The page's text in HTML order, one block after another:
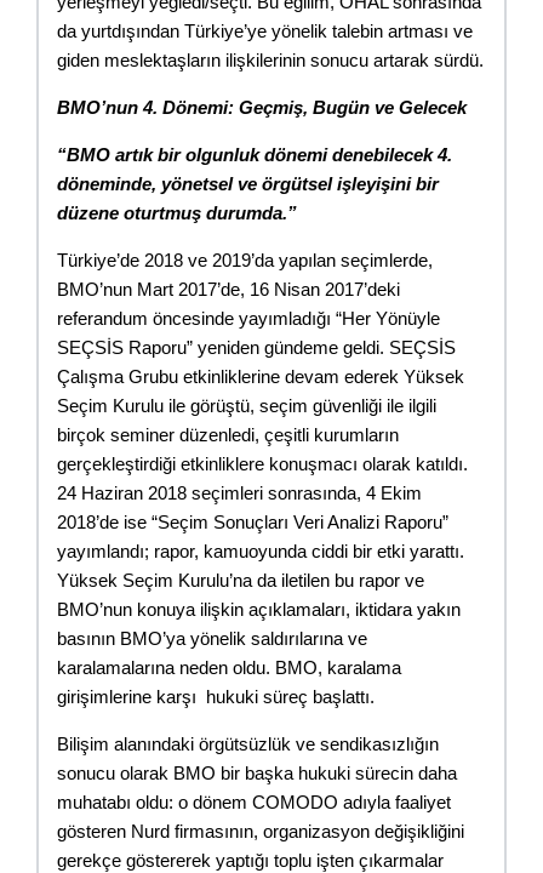
da yurtdışından Türkiye’ye yönelik talebin artması ve
giden meslektaşların ilişkilerinin sonucu artarak sürdü.
BMO’nun 4. Dönemi: Geçmiş, Bugün ve Gelecek
“BMO artık bir olgunluk dönemi denebilecek 4.
döneminde, yönetsel ve örgütsel işleyişini bir
düzene oturtmuş durumda.”
Türkiye’de 2018 ve 2019’da yapılan seçimlerde,
BMO’nun Mart 2017’de, 16 Nisan 2017’deki
referandum öncesinde yayımladığı “Her Yönüyle
SEÇSİS Raporu” yeniden gündeme geldi. SEÇSİS
Çalışma Grubu etkinliklerine devam ederek Yüksek
Seçim Kurulu ile görüştü, seçim güvenliği ile ilgili
birçok seminer düzenledi, çeşitli kurumların
gerçekleştirdiği etkinliklere konuşmacı olarak katıldı.
24 Haziran 2018 seçimleri sonrasında, 4 Ekim
2018’de ise “Seçim Sonuçları Veri Analizi Raporu”
yayımlandı; rapor, kamuoyunda ciddi bir etki yarattı.
Yüksek Seçim Kurulu’na da iletilen bu rapor ve
BMO’nun konuya ilişkin açıklamaları, iktidara yakın
basının BMO’ya yönelik saldırılarına ve
karalamalarına neden oldu. BMO, karalama
girişimlerine karşı  hukuki süreç başlattı.
Bilişim alanındaki örgütsüzlük ve sendikasızlığın
sonucu olarak BMO bir başka hukuki sürecin daha
muhatabı oldu: o dönem COMODO adıyla faaliyet
gösteren Nurd firmasının, organizasyon değişikliğini
gerekçe göstererek yaptığı toplu işten çıkarmalar